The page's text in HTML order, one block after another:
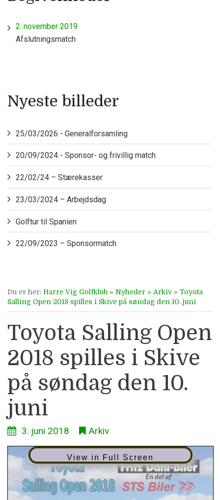
2. november 2019
Afslutningsmatch
Nyeste billeder
25/03/2026 - Generalforsamling
20/09/2024 - Sponsor- og frivillig match
22/02/24 – Stærekasser
23/03/2024 – Arbejdsdag
Golftur til Spanien
22/09/2023 – Sponsormatch
Du er her: Harre Vig Golfklub » Nyheder » Arkiv» Toyota
Salling Open 2018 spilles i Skive på søndag den 10. juni
Toyota Salling Open
2018 spilles i Skive
på søndag den 10.
juni
3. juni 2018 Arkiv
View in Full Screen